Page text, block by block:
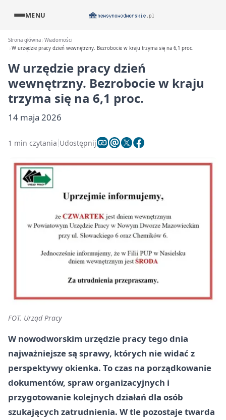
MENU
Strona główna Wiadomości
W urzędzie pracy dzień wewnętrzny. Bezrobocie w kraju trzyma się na 6,1 proc.
W urzędzie pracy dzień
wewnętrzny. Bezrobocie w kraju
trzyma się na 6,1 proc.
14 maja 2026
1 min czytania Udostępnij
FOT. Urząd Pracy
W nowodworskim urzędzie pracy tego dnia
najważniejsze są sprawy, których nie widać z
perspektywy okienka. To czas na porządkowanie
dokumentów, spraw organizacyjnych i
przygotowanie kolejnych działań dla osób
szukających zatrudnienia. W tle pozostaje twarda